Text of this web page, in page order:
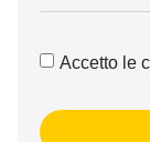
Accetto le